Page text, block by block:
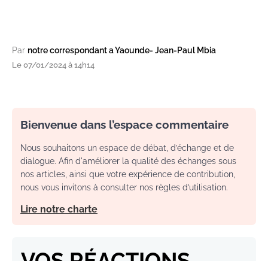
Par notre correspondant a Yaounde- Jean-Paul Mbia
Le 07/01/2024 à 14h14
Bienvenue dans l’espace commentaire
Nous souhaitons un espace de débat, d’échange et de
dialogue. Afin d'améliorer la qualité des échanges sous
nos articles, ainsi que votre expérience de contribution,
nous vous invitons à consulter nos règles d’utilisation.
Lire notre charte